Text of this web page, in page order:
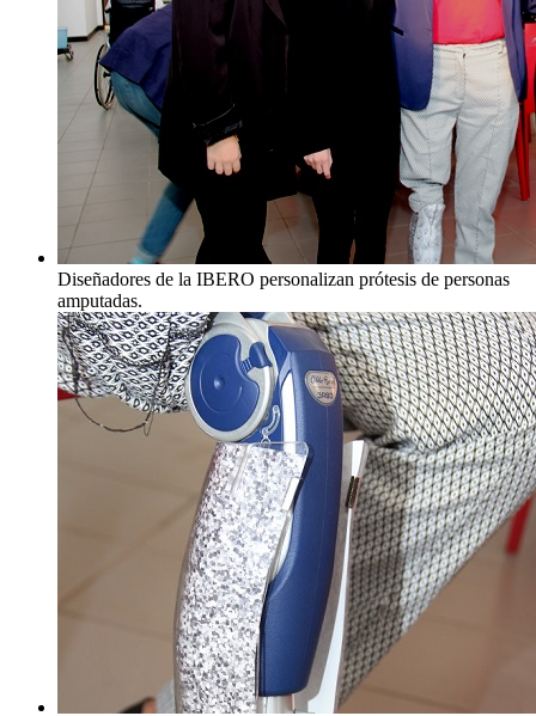
Diseñadores de la IBERO personalizan prótesis de personas
amputadas.